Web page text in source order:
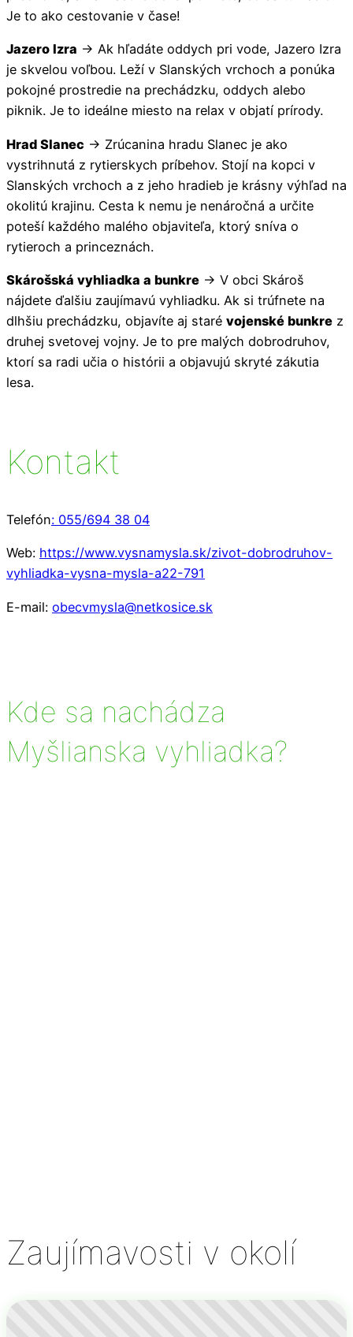
Je to ako cestovanie v čase!
Jazero Izra -> Ak hľadáte oddych pri vode, Jazero Izra
je skvelou voľbou. Leží v Slanských vrchoch a ponúka
pokojné prostredie na prechádzku, oddych alebo
piknik. Je to ideálne miesto na relax v objatí prírody.
Hrad Slanec -> Zrúcanina hradu Slanec je ako
vystrihnutá z rytierskych príbehov. Stojí na kopci v
Slanských vrchoch a z jeho hradieb je krásny výhľad na
okolitú krajinu. Cesta k nemu je nenáročná a určite
poteší každého malého objaviteľa, ktorý sníva o
rytieroch a princeznách.
Skárošská vyhliadka a bunkre -> V obci Skároš
nájdete ďalšiu zaujímavú vyhliadku. Ak si trúfnete na
dlhšiu prechádzku, objavíte aj staré vojenské bunkre z
druhej svetovej vojny. Je to pre malých dobrodruhov,
ktorí sa radi učia o histórii a objavujú skryté zákutia
lesa.
Kontakt
Telefón: 055/694 38 04
Web: https://www.vysnamysla.sk/zivot-dobrodruhov-
vyhliadka-vysna-mysla-a22-791
E-mail: obecvmysla@netkosice.sk
Kde sa nachádza
Myšlianska vyhliadka?
Zaujímavosti v okolí